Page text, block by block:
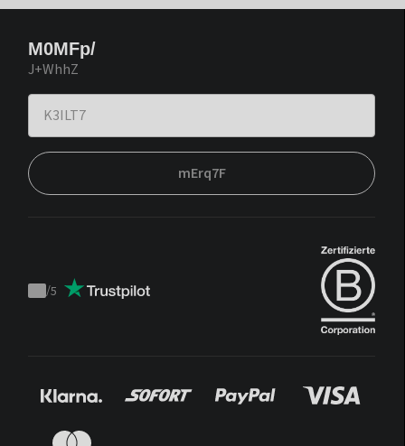
M0MFp/
J+WhhZ
mErq7F
Trustpilot
/5